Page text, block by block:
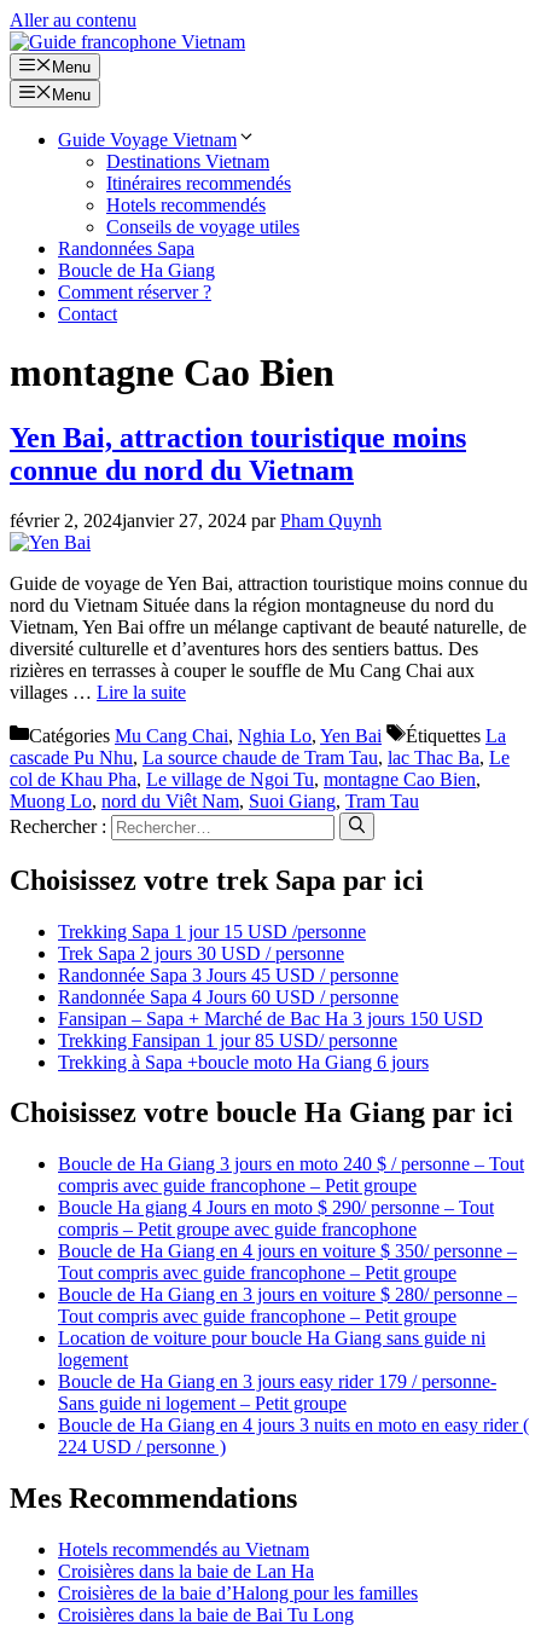
Aller au contenu
Menu
Menu
Guide Voyage Vietnam
Destinations Vietnam
Itinéraires recommendés
Hotels recommendés
Conseils de voyage utiles
Randonnées Sapa
Boucle de Ha Giang
Comment réserver ?
Contact
montagne Cao Bien
Yen Bai, attraction touristique moins
connue du nord du Vietnam
février 2, 2024janvier 27, 2024 parPham Quynh
Guide de voyage de Yen Bai, attraction touristique moins connue du
nord du Vietnam Située dans la région montagneuse du nord du
Vietnam, Yen Bai offre un mélange captivant de beauté naturelle, de
diversité culturelle et d’aventures hors des sentiers battus. Des
rizières en terrasses à couper le souffle de Mu Cang Chai aux
villages … Lire la suite
Catégories Mu Cang Chai, Nghia Lo, Yen Bai Étiquettes La
cascade Pu Nhu, La source chaude de Tram Tau, lac Thac Ba, Le
col de Khau Pha, Le village de Ngoi Tu, montagne Cao Bien,
Muong Lo, nord du Viêt Nam, Suoi Giang, Tram Tau
Rechercher :
Choisissez votre trek Sapa par ici
Trekking Sapa 1 jour 15 USD /personne
Trek Sapa 2 jours 30 USD / personne
Randonnée Sapa 3 Jours 45 USD / personne
Randonnée Sapa 4 Jours 60 USD / personne
Fansipan – Sapa + Marché de Bac Ha 3 jours 150 USD
Trekking Fansipan 1 jour 85 USD/ personne
Trekking à Sapa +boucle moto Ha Giang 6 jours
Choisissez votre boucle Ha Giang par ici
Boucle de Ha Giang 3 jours en moto 240 $ / personne – Tout
compris avec guide francophone – Petit groupe
Boucle Ha giang 4 Jours en moto $ 290/ personne – Tout
compris – Petit groupe avec guide francophone
Boucle de Ha Giang en 4 jours en voiture $ 350/ personne –
Tout compris avec guide francophone – Petit groupe
Boucle de Ha Giang en 3 jours en voiture $ 280/ personne –
Tout compris avec guide francophone – Petit groupe
Location de voiture pour boucle Ha Giang sans guide ni
logement
Boucle de Ha Giang en 3 jours easy rider 179 / personne-
Sans guide ni logement – Petit groupe
Boucle de Ha Giang en 4 jours 3 nuits en moto en easy rider (
224 USD / personne )
Mes Recommendations
Hotels recommendés au Vietnam
Croisières dans la baie de Lan Ha
Croisières de la baie d’Halong pour les familles
Croisières dans la baie de Bai Tu Long